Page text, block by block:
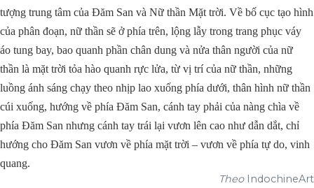
tượng trung tâm của Đăm San và Nữ thần Mặt trời. Về bố cục tạo hình
của phân đoạn, nữ thần sẽ ở phía trên, lộng lẫy trong trang phục váy
áo tung bay, bao quanh phần chân dung và nửa thân người của nữ
thần là mặt trời tỏa hào quanh rực lửa, từ vị trí của nữ thần, những
luồng ánh sáng chạy theo nhịp lao xuống phía dưới, thân hình nữ thần
cúi xuống, hướng về phía Đăm San, cánh tay phải của nàng chìa về
phía Đăm San nhưng cánh tay trái lại vươn lên cao như dẫn dắt, chỉ
hướng cho Đăm San vươn về phía mặt trời – vươn về phía tự do, vinh
quang.
Theo IndochineArt